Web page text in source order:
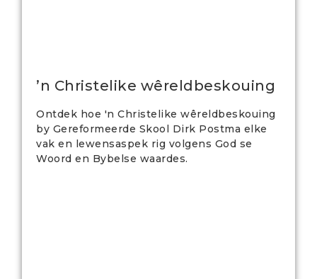
’n Christelike wêreldbeskouing
Ontdek hoe 'n Christelike wêreldbeskouing
by Gereformeerde Skool Dirk Postma elke
vak en lewensaspek rig volgens God se
Woord en Bybelse waardes.